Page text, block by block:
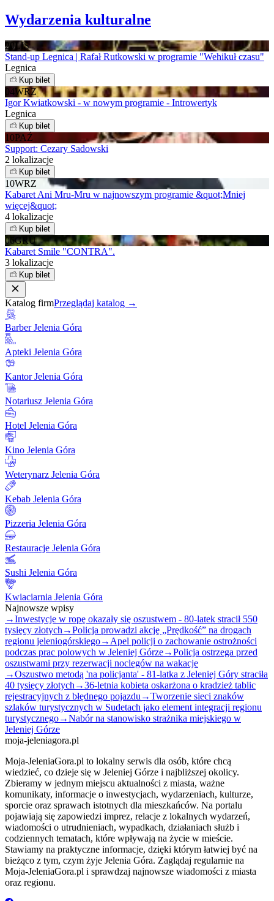
Wydarzenia kulturalne
20 LIS
Stand-up Legnica | Rafał Rutkowski w programie "Wehikuł czasu"
Legnica
Kup bilet
04WRZ
Igor Kwiatkowski - w nowym programie - Introwertyk
Legnica
Kup bilet
10PAŹ
Support: Cezary Sadowski
2 lokalizacje
Kup bilet
10WRZ
Kabaret Ani Mru-Mru w najnowszym programie &quot;Mniej
więcej&quot;
4 lokalizacje
Kup bilet
06GRU
Kabaret Smile "CONTRA".
3 lokalizacje
Kup bilet
Katalog firmPrzeglądaj katalog →
Barber Jelenia Góra
Apteki Jelenia Góra
Kantor Jelenia Góra
Notariusz Jelenia Góra
Hotel Jelenia Góra
Kino Jelenia Góra
Weterynarz Jelenia Góra
Kebab Jelenia Góra
Pizzeria Jelenia Góra
Restauracje Jelenia Góra
Sushi Jelenia Góra
Kwiaciarnia Jelenia Góra
Najnowsze wpisy
→Inwestycje w ropę okazały się oszustwem - 80-latek stracił 550
tysięcy złotych →Policja prowadzi akcję „Prędkość” na drogach
regionu jeleniogórskiego→ Apel policji o zachowanie ostrożności
podczas prac polowych w Jeleniej Górze→Policja ostrzega przed
oszustwami przy rezerwacji noclegów na wakacje
→Oszustwo metodą 'na policjanta' - 81-latka z Jeleniej Góry straciła
40 tysięcy złotych →36-letnia kobieta oskarżona o kradzież tablic
rejestracyjnych z błędnego pojazdu →Tworzenie sieci znaków
szlaków turystycznych w Sudetach jako element integracji regionu
turystycznego→Nabór na stanowisko strażnika miejskiego w
Jeleniej Górze
moja-jeleniagora.pl
Moja-JeleniaGora.pl to lokalny serwis dla osób, które chcą
wiedzieć, co dzieje się w Jeleniej Górze i najbliższej okolicy.
Zbieramy w jednym miejscu aktualności z miasta, ważne
komunikaty, informacje o inwestycjach, wydarzeniach, kulturze,
sporcie oraz sprawach istotnych dla mieszkańców. Na portalu
pojawiają się zapowiedzi imprez, relacje z lokalnych wydarzeń,
wiadomości o utrudnieniach, wypadkach, działaniach służb i
codziennych tematach, które wpływają na życie w mieście.
Stawiamy na praktyczne informacje, dzięki którym łatwiej być na
bieżąco z tym, czym żyje Jelenia Góra. Zaglądaj regularnie na
Moja-JeleniaGora.pl i sprawdzaj najnowsze wiadomości z miasta
oraz regionu.